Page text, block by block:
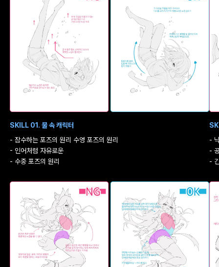
SKILL 01. 물 속 캐릭터
- 잠수하는 포즈의 원리 수영 포즈의 원리
- 인어처럼 자유로운
- 수중 포즈의 원리
-
-
-